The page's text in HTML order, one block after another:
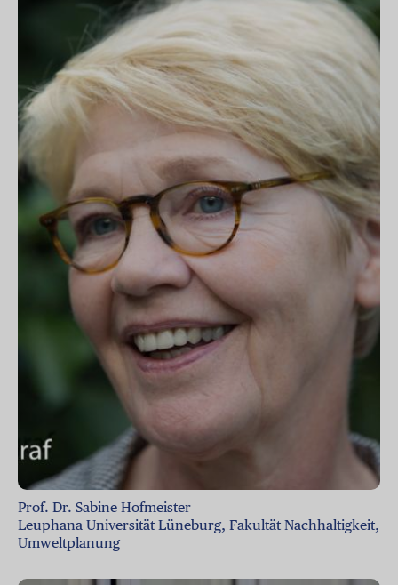
Prof. Dr. Sabine Hofmeister
Leuphana Universität Lüneburg, Fakultät Nachhaltigkeit,
Umweltplanung